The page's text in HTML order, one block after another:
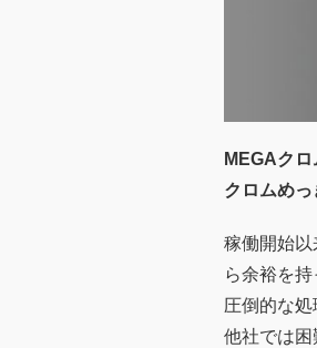
MEGAク
クロムめっ
稼働開始
ら余裕を持
圧倒的な
他社では